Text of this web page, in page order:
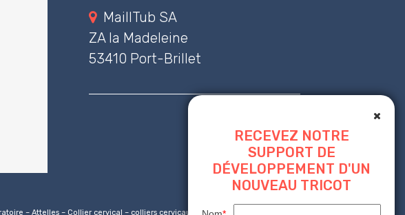
MaillTub SA
ZA la Madeleine
53410 Port-Brillet
– Attelles – Collier cervical – colliers cervicaux – Marquage CE – Pansement –
RECEVEZ NOTRE
SUPPORT DE
DÉVELOPPEMENT D'UN
NOUVEAU TRICOT